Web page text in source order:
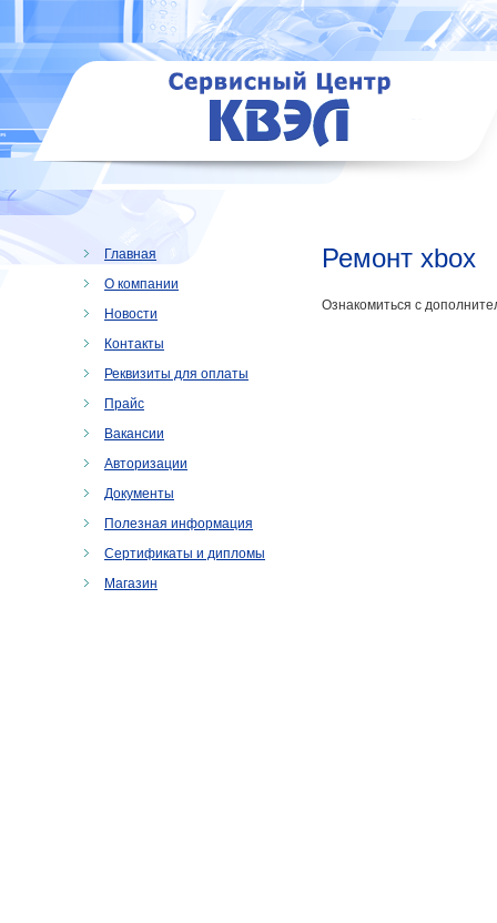
Главная
О компании
Новости
Контакты
Реквизиты для оплаты
Прайс
Вакансии
Авторизации
Документы
Полезная информация
Сертификаты и дипломы
Магазин
Ремонт xbox
Ознакомиться с